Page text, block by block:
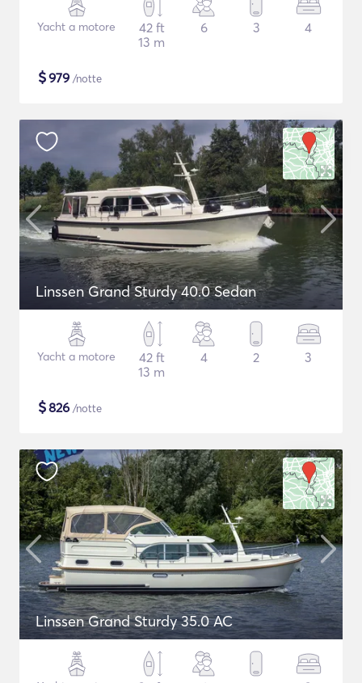
Yacht a motore
42 ft
13 m
6 3 4
$979 /notte
Linssen Grand Sturdy 40.0 Sedan
Yacht a motore
42 ft
13 m
4 2 3
$826 /notte
Linssen Grand Sturdy 35.0 AC